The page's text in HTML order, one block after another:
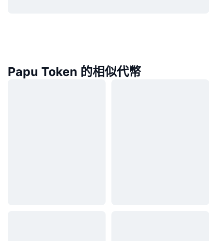
Papu Token 的相似代幣